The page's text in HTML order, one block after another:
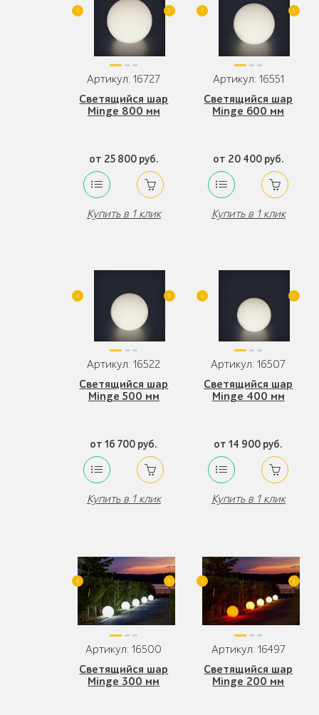
Артикул: 16727
Светящийся шар
Minge 800 мм
от 25 800 руб.
Купить в 1 клик
Артикул: 16551
Светящийся шар
Minge 600 мм
от 20 400 руб.
Купить в 1 клик
Артикул: 16522
Светящийся шар
Minge 500 мм
от 16 700 руб.
Купить в 1 клик
Артикул: 16507
Светящийся шар
Minge 400 мм
от 14 900 руб.
Купить в 1 клик
Артикул: 16500
Светящийся шар
Minge 300 мм
Артикул: 16497
Светящийся шар
Minge 200 мм